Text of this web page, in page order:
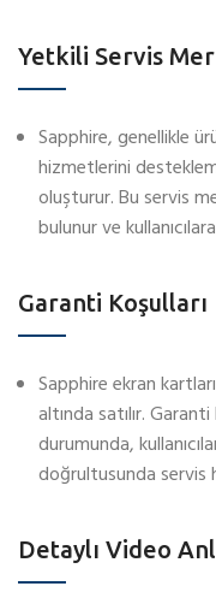
Yetkili Servis
Sapphire, genellikle
hizmetlerini
oluşturur. Bu servis
bulunur ve
Garanti Koşulları
Sapphire ekran
altında satılır.
durumunda,
doğrultusunda servis
Detaylı Video